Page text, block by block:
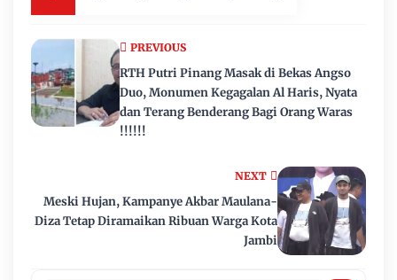
NEXT
Meski Hujan, Kampanye Akbar Maulana-
Diza Tetap Diramaikan Ribuan Warga Kota
Jambi
PREVIOUS
RTH Putri Pinang Masak di Bekas Angso
Duo, Monumen Kegagalan Al Haris, Nyata
dan Terang Benderang Bagi Orang Waras
!!!!!!